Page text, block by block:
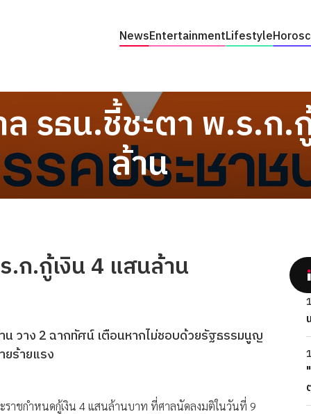
NewsEntertainmentLifestyle
รธน.ชี้ชะตา พ.ร.ก.
ล้าน
ก.กู้เงิน 4 แสนล้าน
วาง 2 ฉากทัศน์ เตือนหากไม่ชอบด้วยรัฐธรรมนูญ
ร้ายแรง
าชกำหนดกู้เงิน 4 แสนล้านบาท ที่ศาลนัดลงมติในวันที่ 9